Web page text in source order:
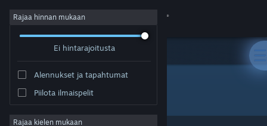
Kirjaudu sisään
Tietoa
Rajaa hinnan mukaan
Ei hintarajoitusta
Alennukset ja tapahtumat
Piilota ilmaispelit
Rajaa kielen mukaan
Julkaisija: Frogames